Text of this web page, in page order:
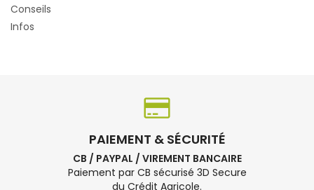
Conseils
Infos
PAIEMENT & SÉCURITÉ
CB / PAYPAL / VIREMENT BANCAIRE
Paiement par CB sécurisé 3D Secure
du Crédit Agricole.